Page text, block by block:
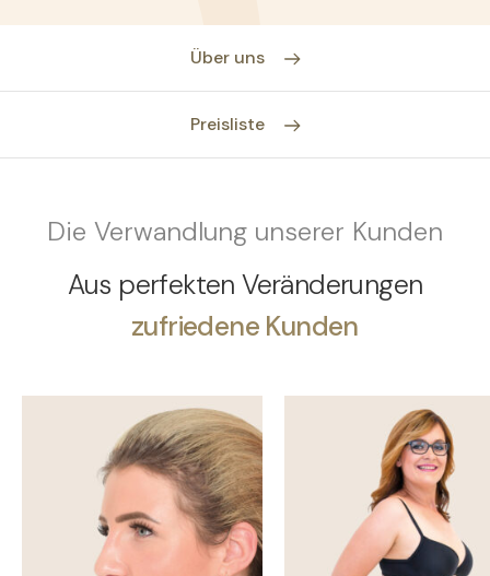
Über uns
Preisliste
Die Verwandlung unserer Kunden
Aus perfekten Veränderungen
zufriedene Kunden